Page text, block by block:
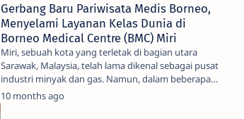
Gerbang Baru Pariwisata Medis Borneo,
Menyelami Layanan Kelas Dunia di
Borneo Medical Centre (BMC) Miri
Miri, sebuah kota yang terletak di bagian utara
Sarawak, Malaysia, telah lama dikenal sebagai pusat
industri minyak dan gas. Namun, dalam beberapa
ta…
10 months ago